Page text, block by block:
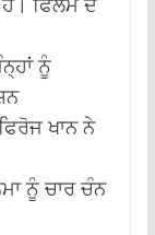
ਨੂੰ
ਖਾਨ ਨੇ
ਨੂੰ ਚਾਰ ਚੰਨ